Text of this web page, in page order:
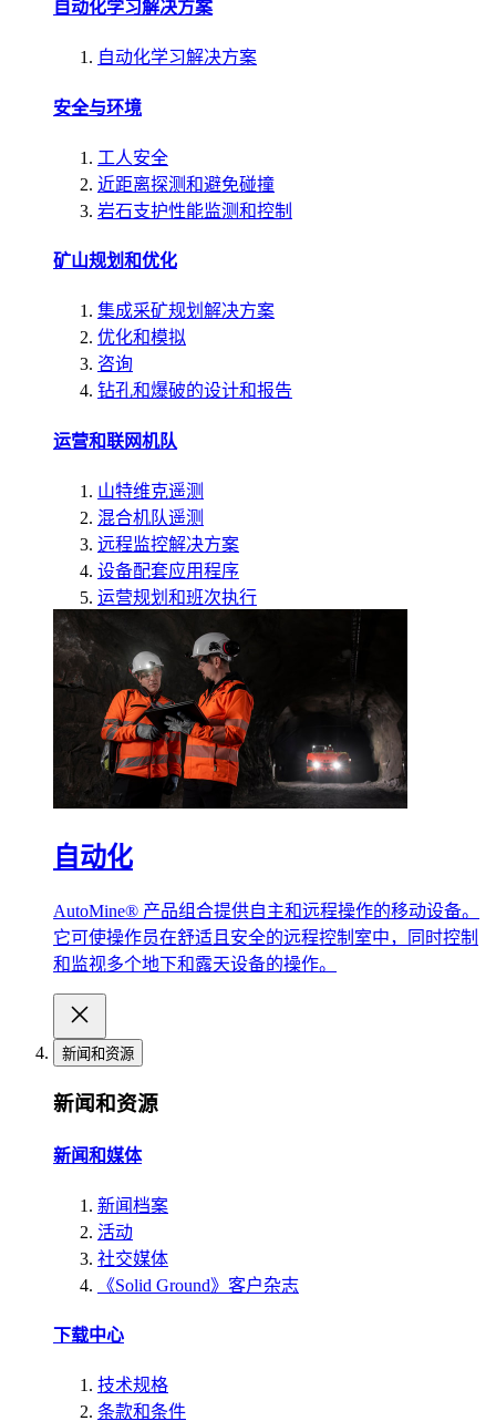
自动化学习解决方案
自动化学习解决方案
安全与环境
工人安全
近距离探测和避免碰撞
岩石支护性能监测和控制
矿山规划和优化
集成采矿规划解决方案
优化和模拟
咨询
钻孔和爆破的设计和报告
运营和联网机队
山特维克遥测
混合机队遥测
远程监控解决方案
设备配套应用程序
运营规划和班次执行
自动化
AutoMine® 产品组合提供自主和远程操作的移动设备。
它可使操作员在舒适且安全的远程控制室中，同时控制
和监视多个地下和露天设备的操作。
新闻和资源
新闻和资源
新闻和媒体
新闻档案
活动
社交媒体
《Solid Ground》客户杂志
下载中心
技术规格
条款和条件